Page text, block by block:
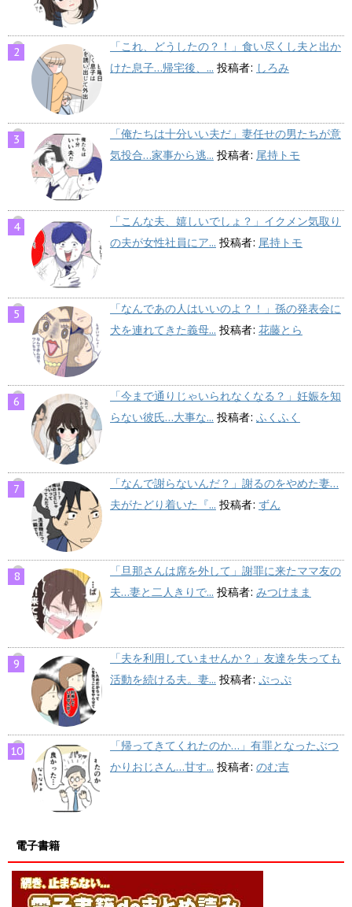
「これ、どうしたの？！」食い尽くし夫と出か
けた息子…帰宅後、... 投稿者: しろみ
「俺たちは十分いい夫だ」妻任せの男たちが意
気投合…家事から逃... 投稿者: 尾持トモ
「こんな夫、嬉しいでしょ？」イクメン気取り
の夫が女性社員にア... 投稿者: 尾持トモ
「なんであの人はいいのよ？！」孫の発表会に
犬を連れてきた義母... 投稿者: 花藤とら
「今まで通りじゃいられなくなる？」妊娠を知
らない彼氏…大事な... 投稿者: ふくふく
「なんで謝らないんだ？」謝るのをやめた妻…
夫がたどり着いた『... 投稿者: ずん
「旦那さんは席を外して」謝罪に来たママ友の
夫…妻と二人きりで... 投稿者: みつけまま
「夫を利用していませんか？」友達を失っても
活動を続ける夫。妻... 投稿者: ぷっぷ
「帰ってきてくれたのか…」有罪となったぶつ
かりおじさん…甘す... 投稿者: のむ吉
電子書籍